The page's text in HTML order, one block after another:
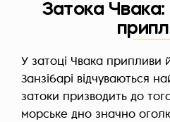
Затока Чвака:
У затоці Чвака припливи
Занзібарі відчуваються
затоки призводить до
морське дно значно